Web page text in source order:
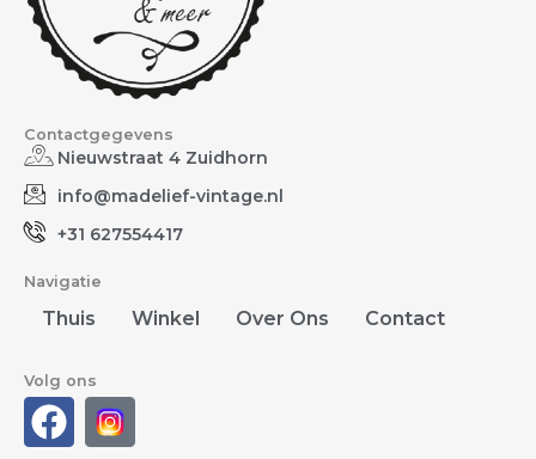
Contactgegevens
Nieuwstraat 4 Zuidhorn
info@madelief-vintage.nl
+31 627554417
Navigatie
Thuis Winkel Over Ons Contact
Volg ons
F
a